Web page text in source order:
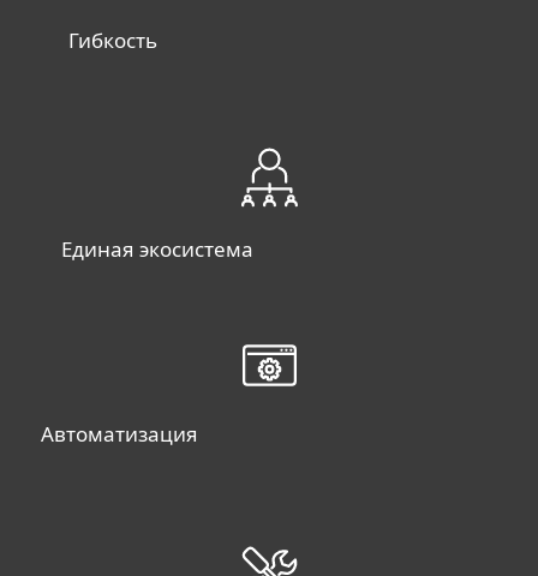
Гибкость
Единая экосистема
Автоматизация